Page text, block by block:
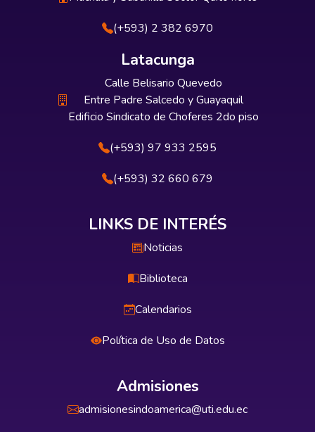
(+593) 2 382 6970
Latacunga
Calle Belisario Quevedo
Entre Padre Salcedo y Guayaquil
Edificio Sindicato de Choferes 2do piso
(+593) 97 933 2595
(+593) 32 660 679
LINKS DE INTERÉS
Noticias
Biblioteca
Calendarios
Política de Uso de Datos
Admisiones
admisionesindoamerica@uti.edu.ec